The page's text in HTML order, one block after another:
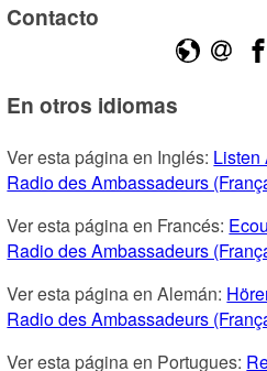
Contacto
En otros idiomas
Ver esta página en Inglés: Listen
Radio des Ambassadeurs
Ver esta página en Francés:
Radio des Ambassadeurs
Ver esta página en Alemán:
Radio des Ambassadeurs
Ver esta página en Portugues: